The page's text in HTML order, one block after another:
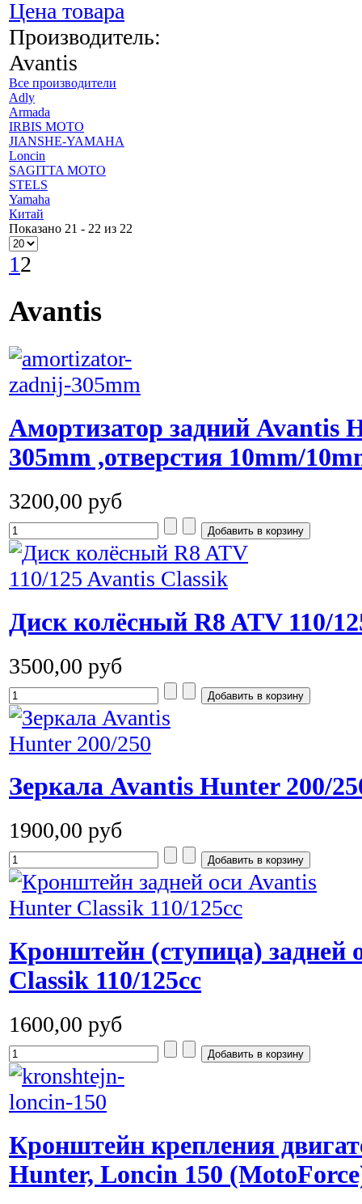
Цена товара
Производитель:
Avantis
Все производители
Adly
Armada
IRBIS MOTO
JIANSHE-YAMAHA
Loncin
SAGITTA MOTO
STELS
Yamaha
Китай
Показано 21 - 22 из 22
12
Avantis
Амортизатор задний Avantis
305mm ,отверстия 10mm/
3200,00 руб
Диск колёсный R8 ATV 110/
3500,00 руб
Зеркала Avantis Hunter 200/
1900,00 руб
Кронштейн (ступица) задней
Classik 110/125cc
1600,00 руб
Кронштейн крепления
Hunter, Loncin 150